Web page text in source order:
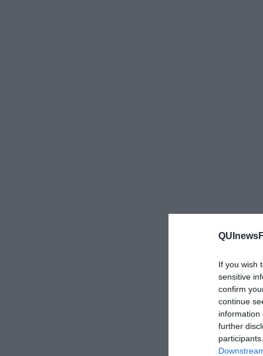
If you wish
sensitive
confirm
continue
information
further